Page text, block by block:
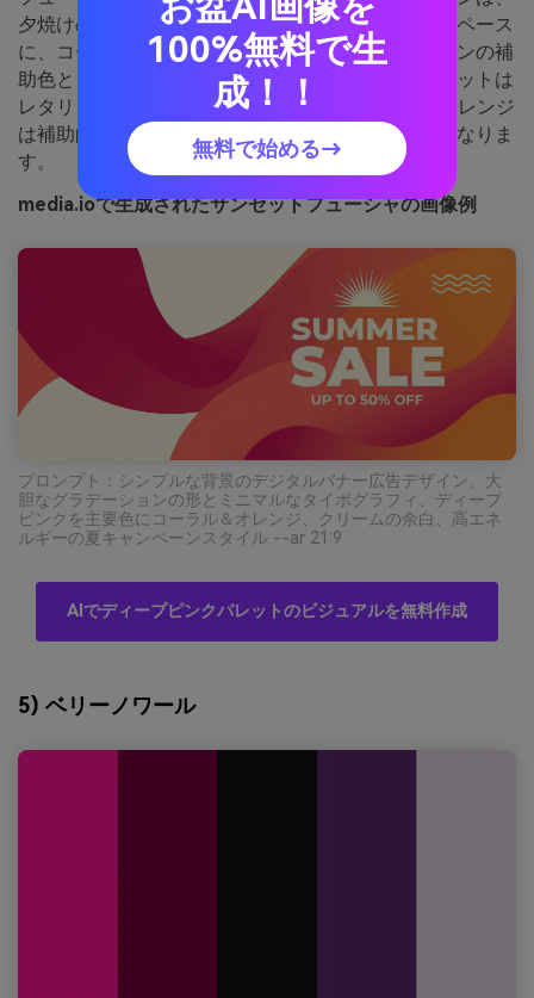
夕焼けの輝きを感じさせます。クリーム色は背景スペース
に、コーラルやオレンジはブロックやグラデーションの補
助色としてレイヤーしましょう。ディープバイオレットは
レタリングや小さなUI要素にぴったり。ヒント：オレンジ
は補助的なハイライトのみで使うとピンクが主役になりま
す。
media.ioで生成されたサンセットフューシャの画像例
プロンプト：シンプルな背景のデジタルバナー広告デザイン、大
胆なグラデーションの形とミニマルなタイポグラフィ、ディープ
ピンクを主要色にコーラル＆オレンジ、クリームの余白、高エネ
ルギーの夏キャンペーンスタイル --ar 21:9
AIでディープピンクパレットのビジュアルを無料作成
5) ベリーノワール
100%無料で生
成！！
無料で始める→